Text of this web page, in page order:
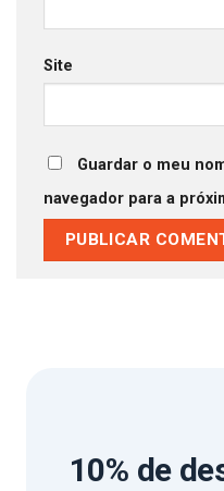
Site
Guardar o meu
navegador para a
10% de